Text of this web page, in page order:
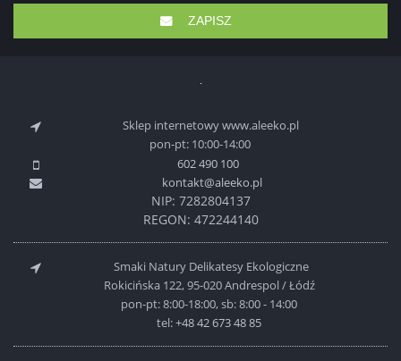
ZAPISZ
Sklep internetowy www.aleeko.pl
pon-pt: 10:00-14:00
602 490 100
kontakt@aleeko.pl
NIP: 7282804137
REGON: 472244140
Smaki Natury Delikatesy Ekologiczne
Rokicińska 122, 95-020 Andrespol / Łódź
pon-pt: 8:00-18:00, sb: 8:00 - 14:00
tel:+48 42 673 48 85